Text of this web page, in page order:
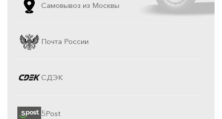
Самовывоз из Москвы
Почта России
СДЭК
5Post